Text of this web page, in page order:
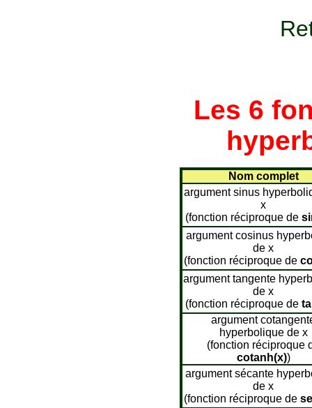
Les 6
Nom complet
argument sinus
x
(fonction réciproque de
argument cosinus
de x
(fonction réciproque de
argument tangente
de x
(fonction réciproque de
argument
hyperbolique de x
(fonction réciproque
cotanh(x))
argument sécante
de x
(fonction réciproque de